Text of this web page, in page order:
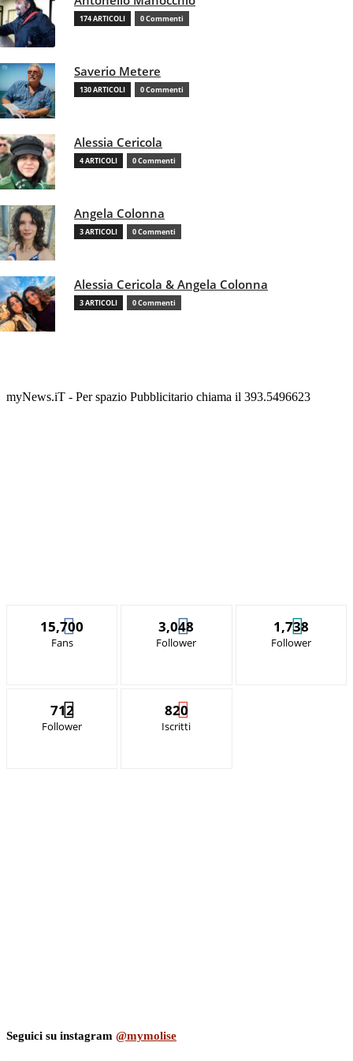
174 ARTICOLI 0 Commenti
Saverio Metere
130 ARTICOLI 0 Commenti
Alessia Cericola
4 ARTICOLI 0 Commenti
Angela Colonna
3 ARTICOLI 0 Commenti
Alessia Cericola & Angela Colonna
3 ARTICOLI 0 Commenti
myNews.iT - Per spazio Pubblicitario chiama il 393.5496623
15,700
Fans
3,048
Follower
1,738
Follower
712
Follower
820
Iscritti
Seguici su instagram @mymolise